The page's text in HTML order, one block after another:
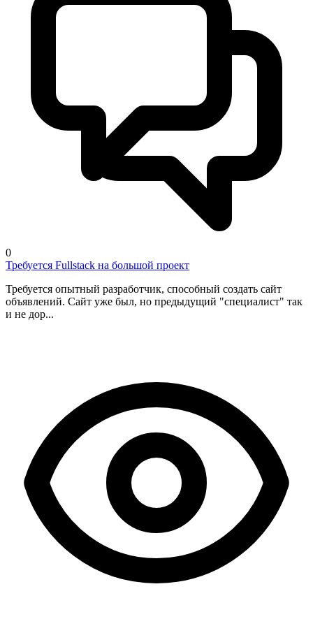
0
Требуется Fullstack на большой проект
Требуется опытный разработчик, способный создать сайт
объявлений. Сайт уже был, но предыдущий "специалист" так
и не дор...